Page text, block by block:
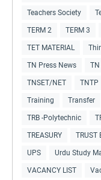
Teachers Society
TERM 2 TERM 3
TET MATERIAL
TN Press News
TNSET/NET TNTP
Training Transfer
TRB -Polytechnic
TREASURY TRUST
UPS Urdu Study
VACANCY LIST